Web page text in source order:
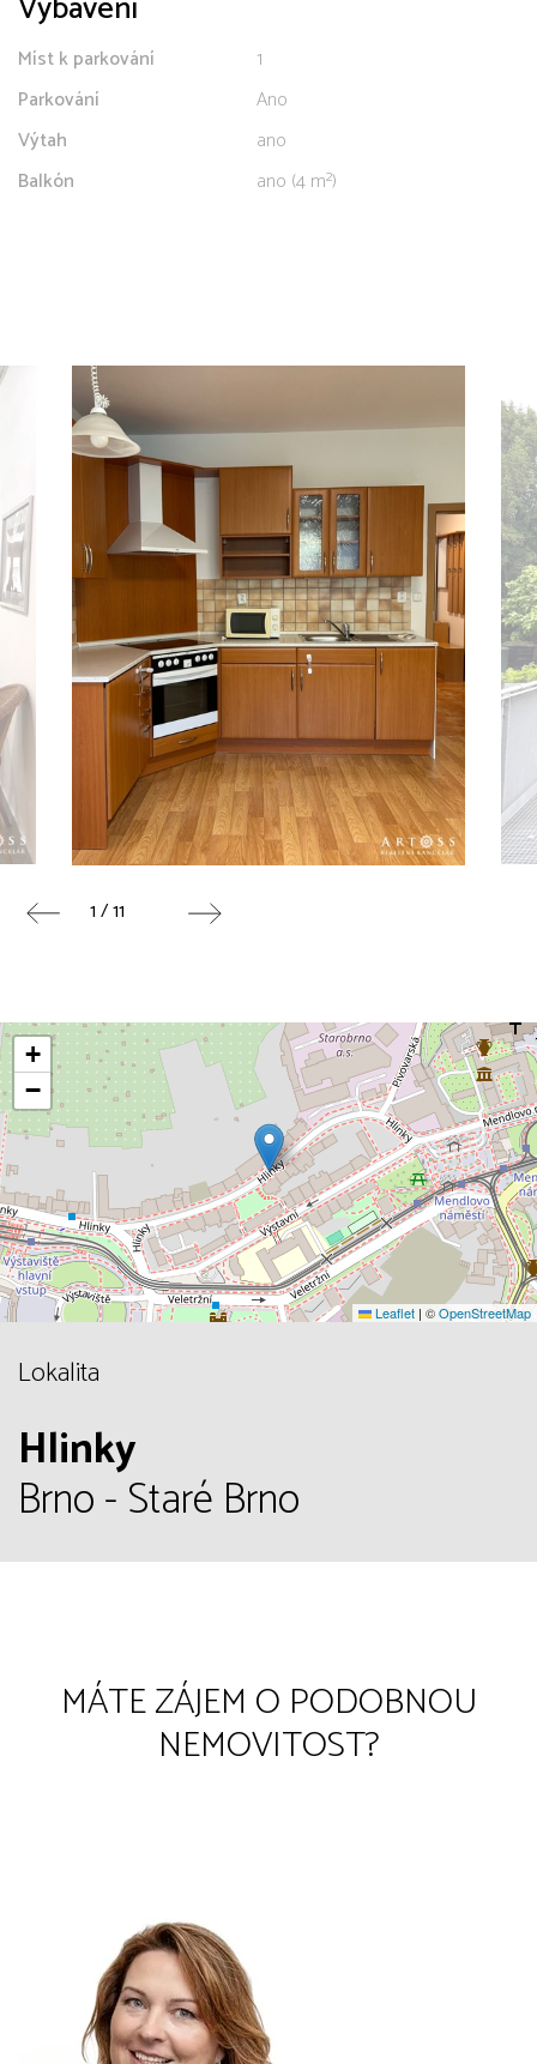
Míst k parkování
1
Parkování
Ano
Výtah
ano
Balkón
ano (4 m²)
1 / 11
+
−
Leaflet | ©OpenStreetMap
Lokalita
Hlinky
Brno - Staré Brno
MÁTE ZÁJEM O PODOBNOU
NEMOVITOST?